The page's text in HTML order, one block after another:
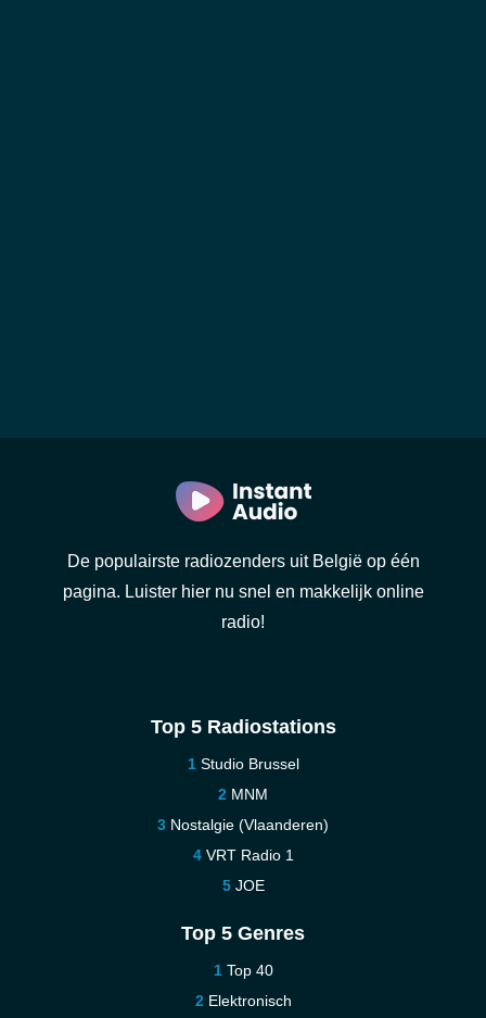
De populairste radiozenders uit België op één
pagina. Luister hier nu snel en makkelijk online
radio!
Top 5 Radiostations
Studio Brussel
MNM
Nostalgie (Vlaanderen)
VRT Radio 1
JOE
Top 5 Genres
Top 40
Elektronisch